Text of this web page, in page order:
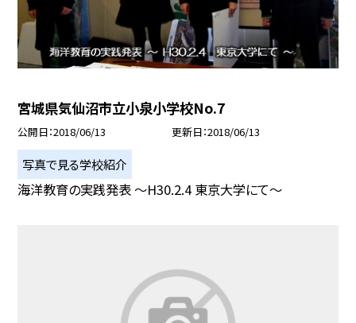
宮城県気仙沼市立小泉小学校No.7
公開日 2018/06/13 更新日 2018/06/13
写真で見る学校紹介
海洋教育の実践発表 〜H30.2.4 東京大学にて〜